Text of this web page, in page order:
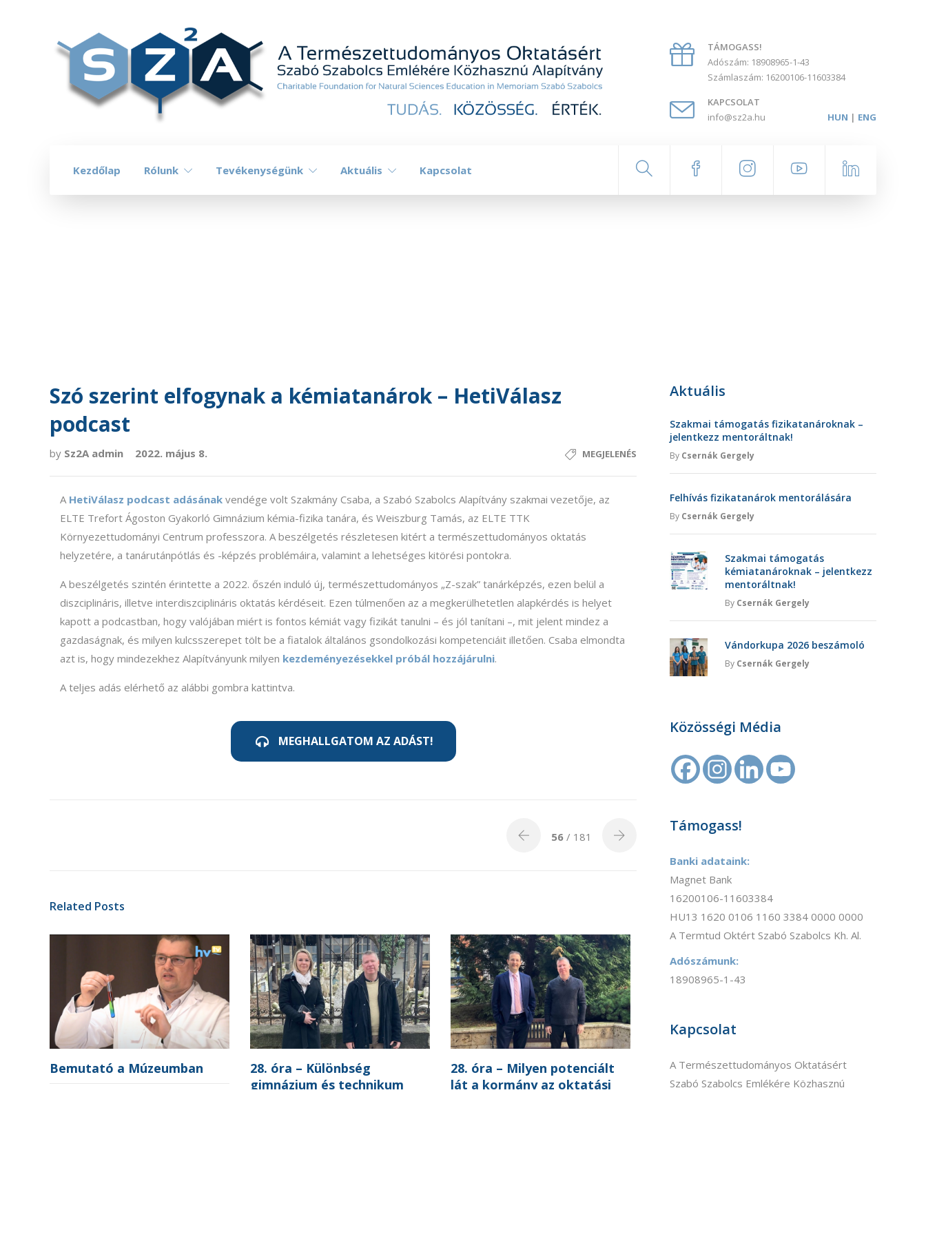
TÁMOGASS!
Adószám: 18908965-1-43
Számlaszám: 16200106-11603384
KAPCSOLAT
info@sz2a.hu
HUN | ENG
Kezdőlap Rólunk Tevékenységünk Aktuális Kapcsolat
Szó szerint elfogynak a kémiatanárok – HetiVálasz
podcast
by Sz2A admin 2022. május 8. MEGJELENÉS
AHetiVálasz podcast adásának vendége volt Szakmány Csaba, a Szabó Szabolcs Alapítvány szakmai vezetője, az
ELTE Trefort Ágoston Gyakorló Gimnázium kémia-fizika tanára, és Weiszburg Tamás, az ELTE TTK
Környezettudományi Centrum professzora. A beszélgetés részletesen kitért a természettudományos oktatás
helyzetére, a tanárutánpótlás és -képzés problémáira, valamint a lehetséges kitörési pontokra.
A beszélgetés szintén érintette a 2022. őszén induló új, természettudományos „Z-szak” tanárképzés, ezen belül a
diszciplináris, illetve interdiszciplináris oktatás kérdéseit. Ezen túlmenően az a megkerülhetetlen alapkérdés is helyet
kapott a podcastban, hogy valójában miért is fontos kémiát vagy fizikát tanulni – és jól tanítani –, mit jelent mindez a
gazdaságnak, és milyen kulcsszerepet tölt be a fiatalok általános gsondolkozási kompetenciáit illetően. Csaba elmondta
azt is, hogy mindezekhez Alapítványunk milyen kezdeményezésekkel próbál hozzájárulni.
A teljes adás elérhető az alábbi gombra kattintva.
MEGHALLGATOM AZ ADÁST!
56 / 181
Related Posts
Bemutató a Múzeumban
28. óra – Különbség
gimnázium és technikum
28. óra – Milyen potenciált
lát a kormány az oktatási
Aktuális
Szakmai támogatás fizikatanároknak –
jelentkezz mentoráltnak!
By Csernák Gergely
Felhívás fizikatanárok mentorálására
By Csernák Gergely
Szakmai támogatás
kémiatanároknak – jelentkezz
mentoráltnak!
By Csernák Gergely
Vándorkupa 2026 beszámoló
By Csernák Gergely
Közösségi Média
Támogass!
Banki adataink:
Magnet Bank
16200106-11603384
HU13 1620 0106 1160 3384 0000 0000
A Termtud Oktért Szabó Szabolcs Kh. Al.
Adószámunk:
18908965-1-43
Kapcsolat
A Természettudományos Oktatásért
Szabó Szabolcs Emlékére Közhasznú